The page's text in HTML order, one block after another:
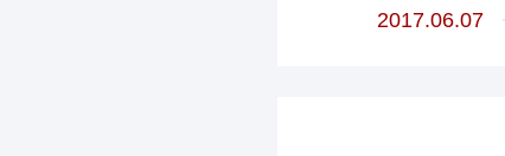
2017.06.07